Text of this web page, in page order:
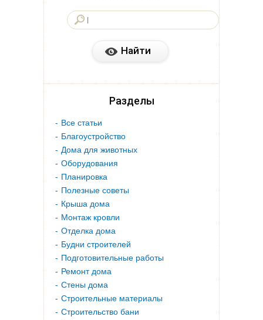
Разделы
Все статьи
Благоустройство
Дома для животных
Оборудования
Планировка
Полезные советы
Крыша дома
Монтаж кровли
Отделка дома
Будни строителей
Подготовительные работы
Ремонт дома
Стены дома
Строительные материалы
Строительство бани